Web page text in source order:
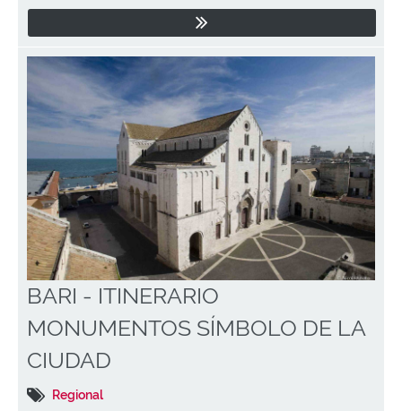
BARI - ITINERARIO
MONUMENTOS SÍMBOLO DE LA
CIUDAD
Regional